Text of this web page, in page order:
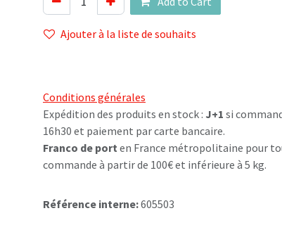
Ajouter à la liste de souhaits
Conditions générales
Expédition des produits en stock : J+1 si
16h30 et paiement par carte bancaire.
Franco de port en France métropolitaine pour
commande à partir de 100€ et inférieure à 5 kg.
Référence interne:605503